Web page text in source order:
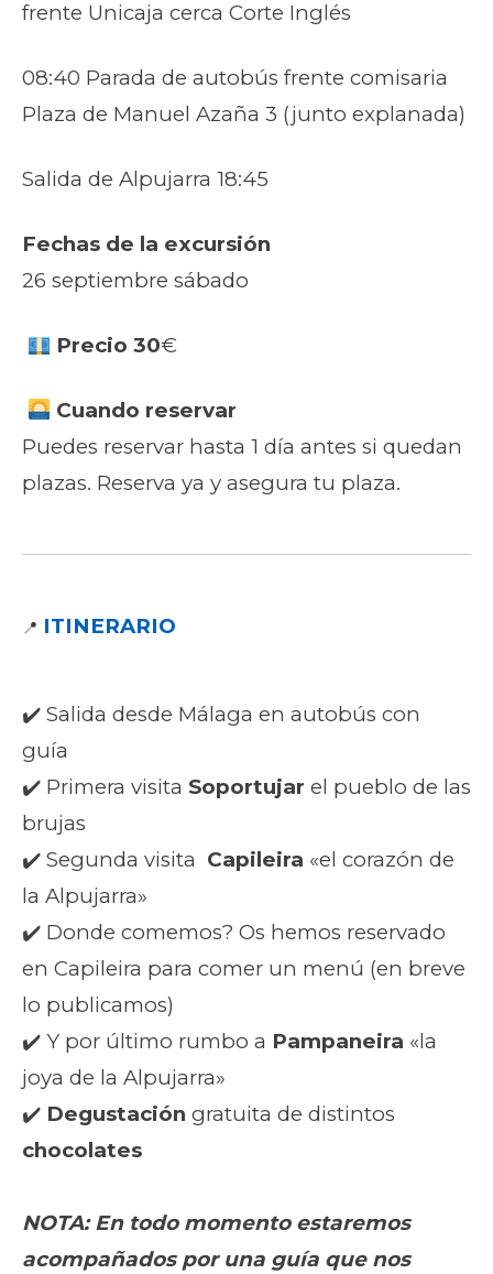
frente Unicaja cerca Corte Inglés
08:40 Parada de autobús frente comisaria
Plaza de Manuel Azaña 3 (junto explanada)
Salida de Alpujarra 18:45
Fechas de la excursión
26 septiembre sábado
Precio 30€
Cuando reservar
Puedes reservar hasta 1 día antes si quedan
plazas. Reserva ya y asegura tu plaza.
📍 ITINERARIO
✔️ Salida desde Málaga en autobús con
guía
✔️ Primera visita Soportujar el pueblo de las
brujas
✔️ Segunda visita Capileira «el corazón de
la Alpujarra»
✔️ Donde comemos? Os hemos reservado
en Capileira para comer un menú (en breve
lo publicamos)
✔️ Y por último rumbo a Pampaneira «la
joya de la Alpujarra»
✔️ Degustación gratuita de distintos
chocolates
NOTA: En todo momento estaremos
acompañados por una guía que nos